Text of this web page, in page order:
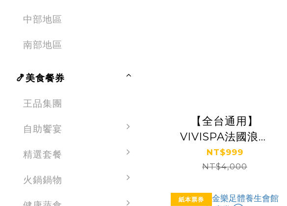
中部地區
南部地區
🍤美食餐券
王品集團
自助饗宴
精選套餐
火鍋鍋物
【全台通用】
VIVISPA法國浪漫
春神舒壓之旅150分
鐘 Ⓗ
NT$999
NT$4,000
紙本票券